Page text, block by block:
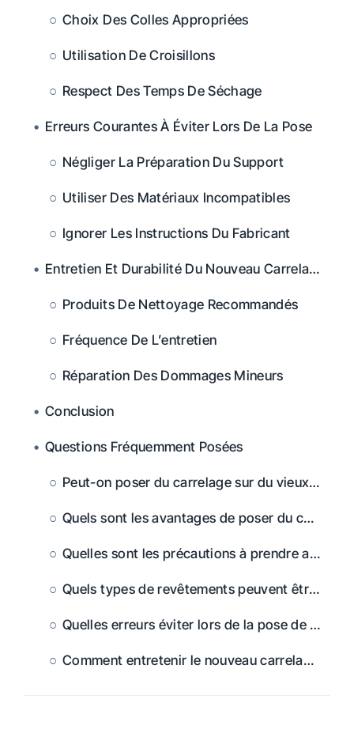
Choix Des Colles Appropriées
Utilisation De Croisillons
Respect Des Temps De Séchage
Erreurs Courantes À Éviter Lors De La Pose
Négliger La Préparation Du Support
Utiliser Des Matériaux Incompatibles
Ignorer Les Instructions Du Fabricant
Entretien Et Durabilité Du Nouveau Carrelage
Produits De Nettoyage Recommandés
Fréquence De L’entretien
Réparation Des Dommages Mineurs
Conclusion
Questions Fréquemment Posées
Peut-on poser du carrelage sur du vieux carrelage ?
Quels sont les avantages de poser du carrelage sur un ancien revêtement ?
Quelles sont les précautions à prendre avant de poser du carrelage ?
Quels types de revêtements peuvent être recouverts par du carrelage ?
Quelles erreurs éviter lors de la pose de carrelage ?
Comment entretenir le nouveau carrelage ?